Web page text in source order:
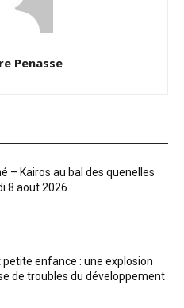
Penasse
– Kairos au bal des quenelles
8 aout 2026
petite enfance : une explosion
de troubles du développement